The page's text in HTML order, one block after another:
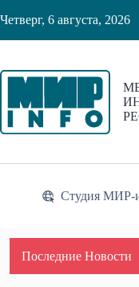
к
Четверг, 6 августа, 2026
Студия МИР-
Последние Новости